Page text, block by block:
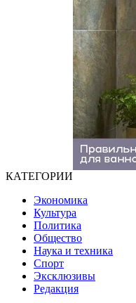
КАТЕГОРИИ
Экономика
Культура
Политика
Общество
Наука и техника
Спорт
Эксклюзивы
Редакция